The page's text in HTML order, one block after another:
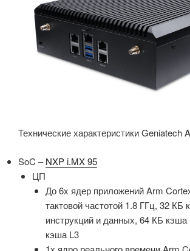
Технические характеристики Geniatech
SoC –NXP i.MX 95
ЦП
До 6x ядер приложений Arm
тактовой частотой 1.8 ГГц, 32 КБ
инструкций и данных, 64 КБ кэша
кэша L3